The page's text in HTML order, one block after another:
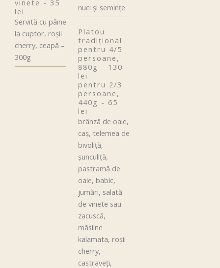
vinete - 35
lei
Servită cu pâine
la cuptor, roșii
cherry, ceapă –
300g
nuci și seminţe
Platou
tradiţional
pentru 4/5
persoane,
880g - 130
lei
pentru 2/3
persoane,
440g - 65
lei
brânză de oaie,
caș, telemea de
bivoliță,
șunculiță,
pastramă de
oaie, babic,
jumări, salată
de vinete sau
zacuscă,
măsline
kalamata, roşii
cherry,
castraveţi,